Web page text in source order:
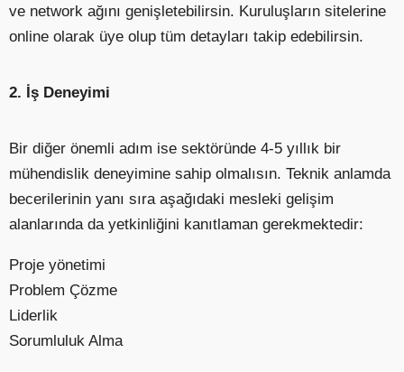
ve network ağını genişletebilirsin. Kuruluşların sitelerine
online olarak üye olup tüm detayları takip edebilirsin.
2. İş Deneyimi
Bir diğer önemli adım ise sektöründe 4-5 yıllık bir
mühendislik deneyimine sahip olmalısın. Teknik anlamda
becerilerinin yanı sıra aşağıdaki mesleki gelişim
alanlarında da yetkinliğini kanıtlaman gerekmektedir:
Proje yönetimi
Problem Çözme
Liderlik
Sorumluluk Alma